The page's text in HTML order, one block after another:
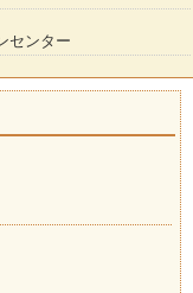
センター